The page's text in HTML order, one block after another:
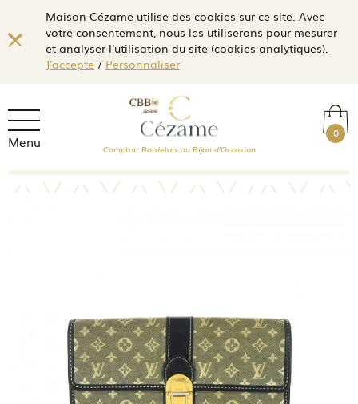
Maison Cézame utilise des cookies sur ce site. Avec
votre consentement, nous les utiliserons pour mesurer
et analyser l'utilisation du site (cookies analytiques).
J'accepte/ Personnaliser
Menu 0
Comptoir Bordelais du Bijou d'Occasion